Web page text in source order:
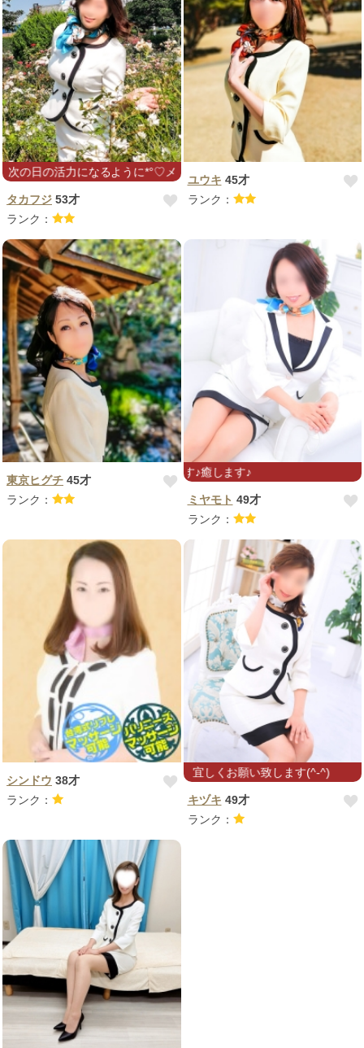
活力になるように*°♡メンエス風オイルマッサージもぜひ*°♡4TB
タカフジ 53才
ランク：
ユウキ 45才
ランク：
東京ヒグチ 45才
ランク：
揉みます♪流します♪癒します♪
ミヤモト 49才
ランク：
シンドウ 38才
ランク：
お久しぶりです！ 宜しくお願い致します(^-^)
キヅキ 49才
ランク：